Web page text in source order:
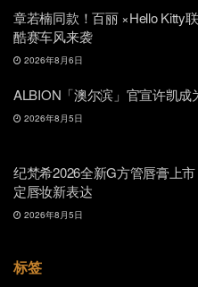
章若楠同款！百丽 ×Hello Kitty
酷赛车风来袭
2026年8月6日
ALBION「澳尔滨」官宣许凯成
2026年8月5日
纪梵希2026全新G方管唇膏上
定唇妆新表达
2026年8月5日
标签